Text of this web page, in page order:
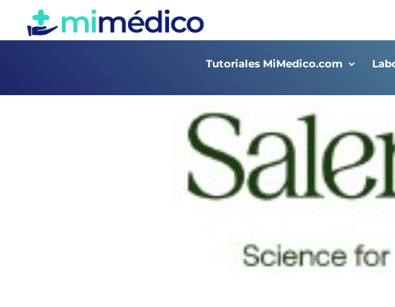
Tutoriales MiMedico.com